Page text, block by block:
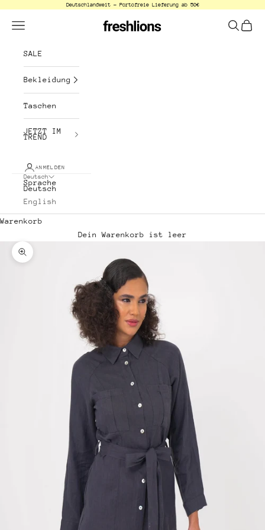
Zum Inhalt springenDeutschlandweit - Portofreie Lieferung ab 50€
freshlions
Menü Suchen
SALE
Bekleidung
Taschen
JETZT IM
TREND
ANMELDEN
Deutsch
Sprache
Deutsch
English
Warenkorb
Dein Warenkorb ist leer
Bild vergrößern